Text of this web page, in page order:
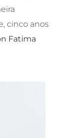
cinco anos
Fatima